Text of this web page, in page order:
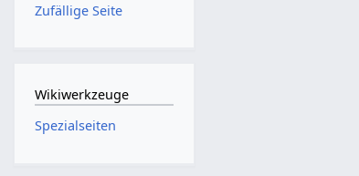
Zufällige Seite
Wikiwerkzeuge
Spezialseiten